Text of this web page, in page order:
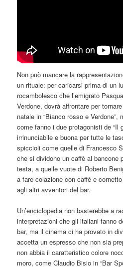
Non può mancare la
un rituale: per caricarsi prima di un
rocambolesco che l’emigrato
Verdone, dovrà affrontare per
natale in “Bianco rosso e
come fanno i due protagonisti de “Il
irrinunciabile e buona per tutte le
spiccioli come quelle di Francesco
che si dividono un caffè al bancone
testa, a quelle vuote di Roberto
a fare colazione con caffè e
agli altri avventori del bar.
Un’enciclopedia non basterebbe a
interpretazioni che gli italiani fanno
bar, ma il cinema ci ha provato in
accetta un espresso che non sia
non abbia il caratteristico colore
moro, come Claudio Bisio in “Bar